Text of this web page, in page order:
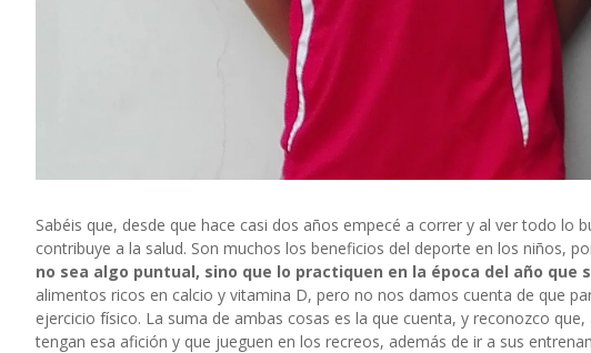
Sabéis que, desde que hace casi dos años empecé a correr y al ver todo
contribuye a la salud. Son muchos los beneficios del deporte en los niños,
no sea algo puntual, sino que lo practiquen en la época del año que
alimentos ricos en calcio y vitamina D, pero no nos damos cuenta de que
ejercicio físico. La suma de ambas cosas es la que cuenta, y reconozco
tengan esa afición y que jueguen en los recreos, además de ir a sus